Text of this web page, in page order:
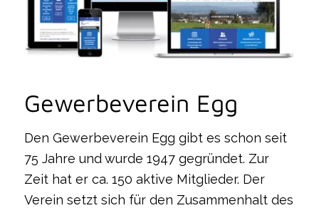
Gewerbeverein Egg
Den Gewerbeverein Egg gibt es schon seit
75 Jahre und wurde 1947 gegründet. Zur
Zeit hat er ca. 150 aktive Mitglieder. Der
Verein setzt sich für den Zusammenhalt des